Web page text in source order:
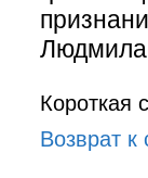
Короткая
Возврат к